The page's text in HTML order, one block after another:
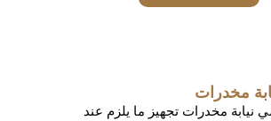
مخدرات
نيابة مخدرات تجهيز ما يلزم عند